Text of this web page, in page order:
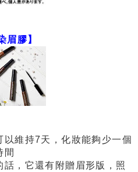
眉膠】
維持7天，化妝能夠少一個
間
，它還有附贈眉形版，照